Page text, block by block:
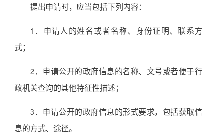
提出申请时，应当包括下列内容：
1．申请人的姓名或者名称、身份证明、联系方
式；
2．申请公开的政府信息的名称、文号或者便于行
政机关查询的其他特征性描述；
3．申请公开的政府信息的形式要求，包括获取信
息的方式、途径。